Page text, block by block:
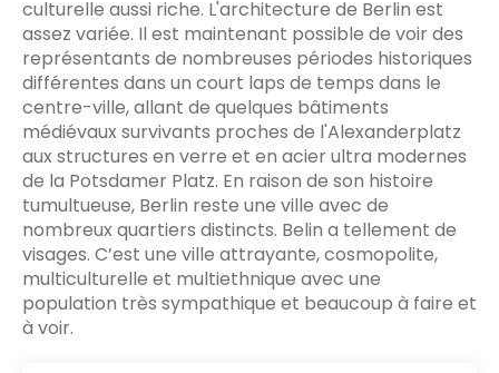
culturelle aussi riche. L'architecture de Berlin est
assez variée. Il est maintenant possible de voir des
représentants de nombreuses périodes historiques
différentes dans un court laps de temps dans le
centre-ville, allant de quelques bâtiments
médiévaux survivants proches de l'Alexanderplatz
aux structures en verre et en acier ultra modernes
de la Potsdamer Platz. En raison de son histoire
tumultueuse, Berlin reste une ville avec de
nombreux quartiers distincts. Belin a tellement de
visages. C’est une ville attrayante, cosmopolite,
multiculturelle et multiethnique avec une
population très sympathique et beaucoup à faire et
à voir.